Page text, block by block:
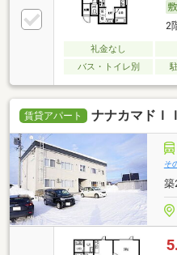
2
礼金なし
バス・トイレ別
賃貸アパート ナナカマドＩＩ
そ
築